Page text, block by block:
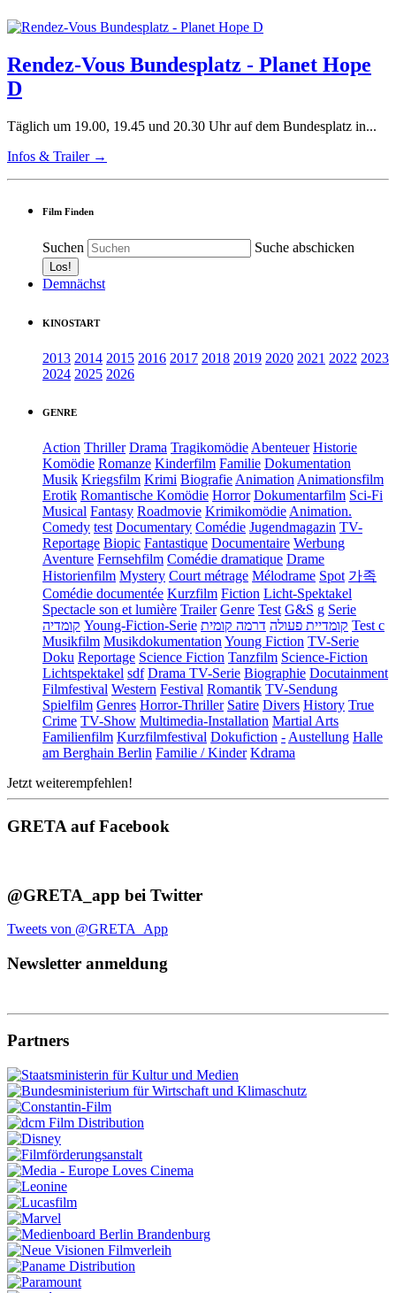
Rendez-Vous Bundesplatz - Planet Hope
D
Täglich um 19.00, 19.45 und 20.30 Uhr auf dem Bundesplatz in...
Infos & Trailer →
Film Finden
Suchen Suche abschicken
Demnächst
KINOSTART
2013 2014 2015 2016 2017 2018 2019 2020 2021 2022 2023
2024 2025 2026
GENRE
Action Thriller Drama TragikomödieAbenteuer Historie
Komödie Romanze Kinderfilm Familie Dokumentation
Musik Kriegsfilm Krimi BiografieAnimationAnimationsfilm
Erotik Romantische Komödie Horror Dokumentarfilm Sci-Fi
Musical Fantasy Roadmovie KrimikomödieAnimation.
Comedy test Documentary Comédie Jugendmagazin TV-
Reportage Biopic Fantastique Documentaire Werbung
Aventure Fernsehfilm Comédie dramatique Drame
Historienfilm Mystery Court métrage Mélodrame Spot 가족
Comédie documentée Kurzfilm Fiction Licht-Spektakel
Spectacle son et lumière Trailer Genre Test G&S g Serie
קומדיה Young-Fiction-Serie קומדיית פעולה דרמה קומית
Test c
Musikfilm MusikdokumentationYoung Fiction TV-Serie
Doku Reportage Science Fiction Tanzfilm Science-Fiction
Lichtspektakel sdf Drama TV-Serie Biographie Docutainment
Filmfestival Western Festival Romantik TV-Sendung
Spielfilm Genres Horror-Thriller Satire Divers History True
Crime TV-Show Multimedia-Installation Martial Arts
Familienfilm Kurzfilmfestival Dokufiction -Austellung Halle
am Berghain Berlin Familie / Kinder Kdrama
Jetzt weiterempfehlen!
GRETA auf Facebook
@GRETA_app bei Twitter
Tweets von @GRETA_App
Newsletter anmeldung
Partners